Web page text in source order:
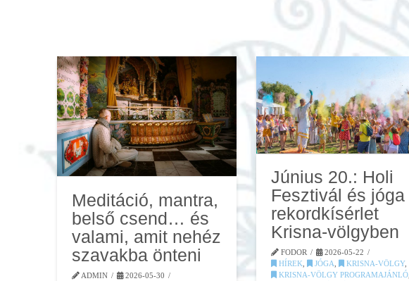
Meditáció, mantra,
belső csend… és
valami, amit nehéz
szavakba önteni
ADMIN
2026-05-30
Június 20.: Holi
Fesztivál és jóga
rekordkísérlet
Krisna-völgyben
FODOR
2026-05-22
HÍREK
JÓGA KRISNA-VÖLGY,
KRISNA-VÖLGY PROGRAMAJÁNLÓ,